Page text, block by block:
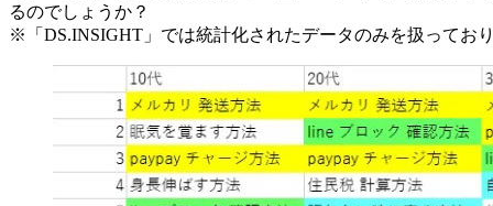
るのでしょうか？
※「DS.INSIGHT」では統計化されたデータのみを扱ってお